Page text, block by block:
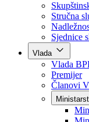
Poslanici
Poslanici
Kolegij
Stručna
Sjednice
Vlada
Vlada
Premijer
Članovi